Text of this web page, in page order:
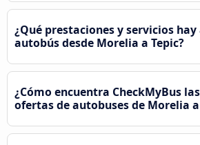
¿Qué prestaciones y servicios
autobús desde Morelia a Tepic?
¿Cómo encuentra CheckMyBus
ofertas de autobuses de Morelia a